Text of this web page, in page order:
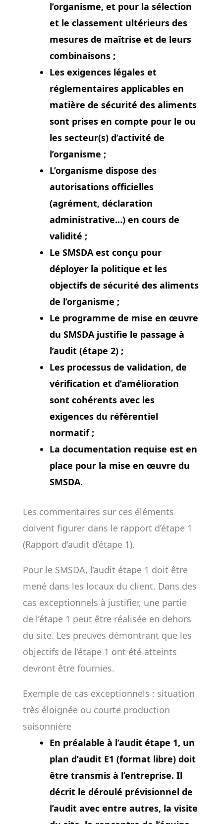
l’organisme, et pour la sélection
et le classement ultérieurs des
mesures de maîtrise et de leurs
combinaisons ;
Les exigences légales et
réglementaires applicables en
matière de sécurité des aliments
sont prises en compte pour le ou
les secteur(s) d’activité de
l’organisme ;
L’organisme dispose des
autorisations officielles
(agrément, déclaration
administrative…) en cours de
validité ;
Le SMSDA est conçu pour
déployer la politique et les
objectifs de sécurité des aliments
de l’organisme ;
Le programme de mise en œuvre
du SMSDA justifie le passage à
l’audit (étape 2) ;
Les processus de validation, de
vérification et d’amélioration
sont cohérents avec les
exigences du référentiel
normatif ;
La documentation requise est en
place pour la mise en œuvre du
SMSDA.
Les commentaires sur ces éléments
doivent figurer dans le rapport d’étape 1
(Rapport d’audit d’étape 1).
Pour le SMSDA, l’audit étape 1 doit être
mené dans les locaux du client. Dans des
cas exceptionnels à justifier, une partie
de l’étape 1 peut être réalisée en dehors
du site. Les preuves démontrant que les
objectifs de l’étape 1 ont été atteints
devront être fournies.
Exemple de cas exceptionnels : situation
très éloignée ou courte production
saisonnière
En préalable à l’audit étape 1, un
plan d’audit E1 (format libre) doit
être transmis à l’entreprise. Il
décrit le déroulé prévisionnel de
l’audit avec entre autres, la visite